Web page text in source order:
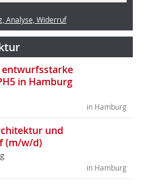
Analyse, Widerruf
in Hamburg
in Hamburg
und
(m/w/d)
in Hamburg